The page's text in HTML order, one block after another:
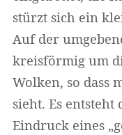
stürzt sich ein
Auf der
kreisförmig um
Wolken, so dass
sieht. Es
Eindruck eines